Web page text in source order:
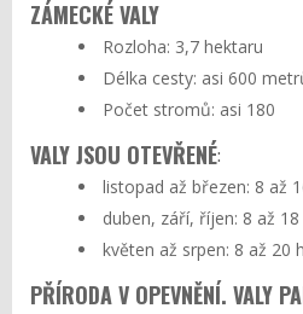
ZÁMECKÉ VALY
Rozloha: 3,7 hektaru
Délka cesty: asi 600
Počet stromů: asi 180
VALY JSOU OTEVŘENÉ:
listopad až březen: 8 až
duben, září, říjen: 8 až
květen až srpen: 8 až 20
PŘÍRODA V OPEVNĚNÍ. VALY